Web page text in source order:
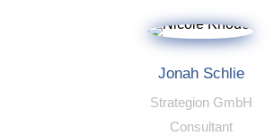
Jonah Schlie
Strategion GmbH
Consultant